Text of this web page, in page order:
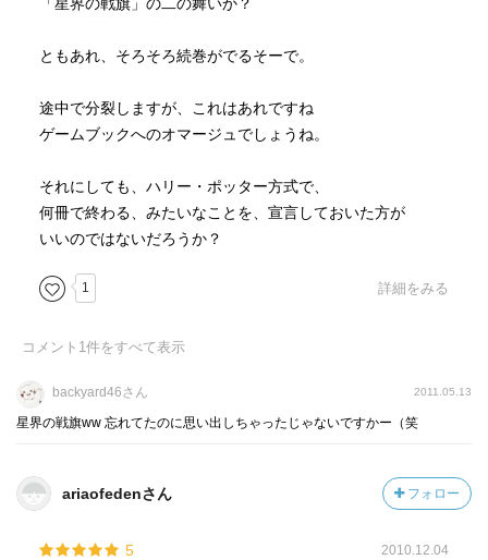
ともあれ、そろそろ続巻がでるそーで。
途中で分裂しますが、これはあれですね
ゲームブックへのオマージュでしょうね。
それにしても、ハリー・ポッター方式で、
何冊で終わる、みたいなことを、宣言しておいた方が
いいのではないだろうか？
1 詳細をみる
コメント 1件をすべて表示
backyard46さん 2011.05.13
星界の戦旗ww 忘れてたのに思い出しちゃったじゃないですかー（笑
ariaofedenさん フォロー
5 2010.12.04